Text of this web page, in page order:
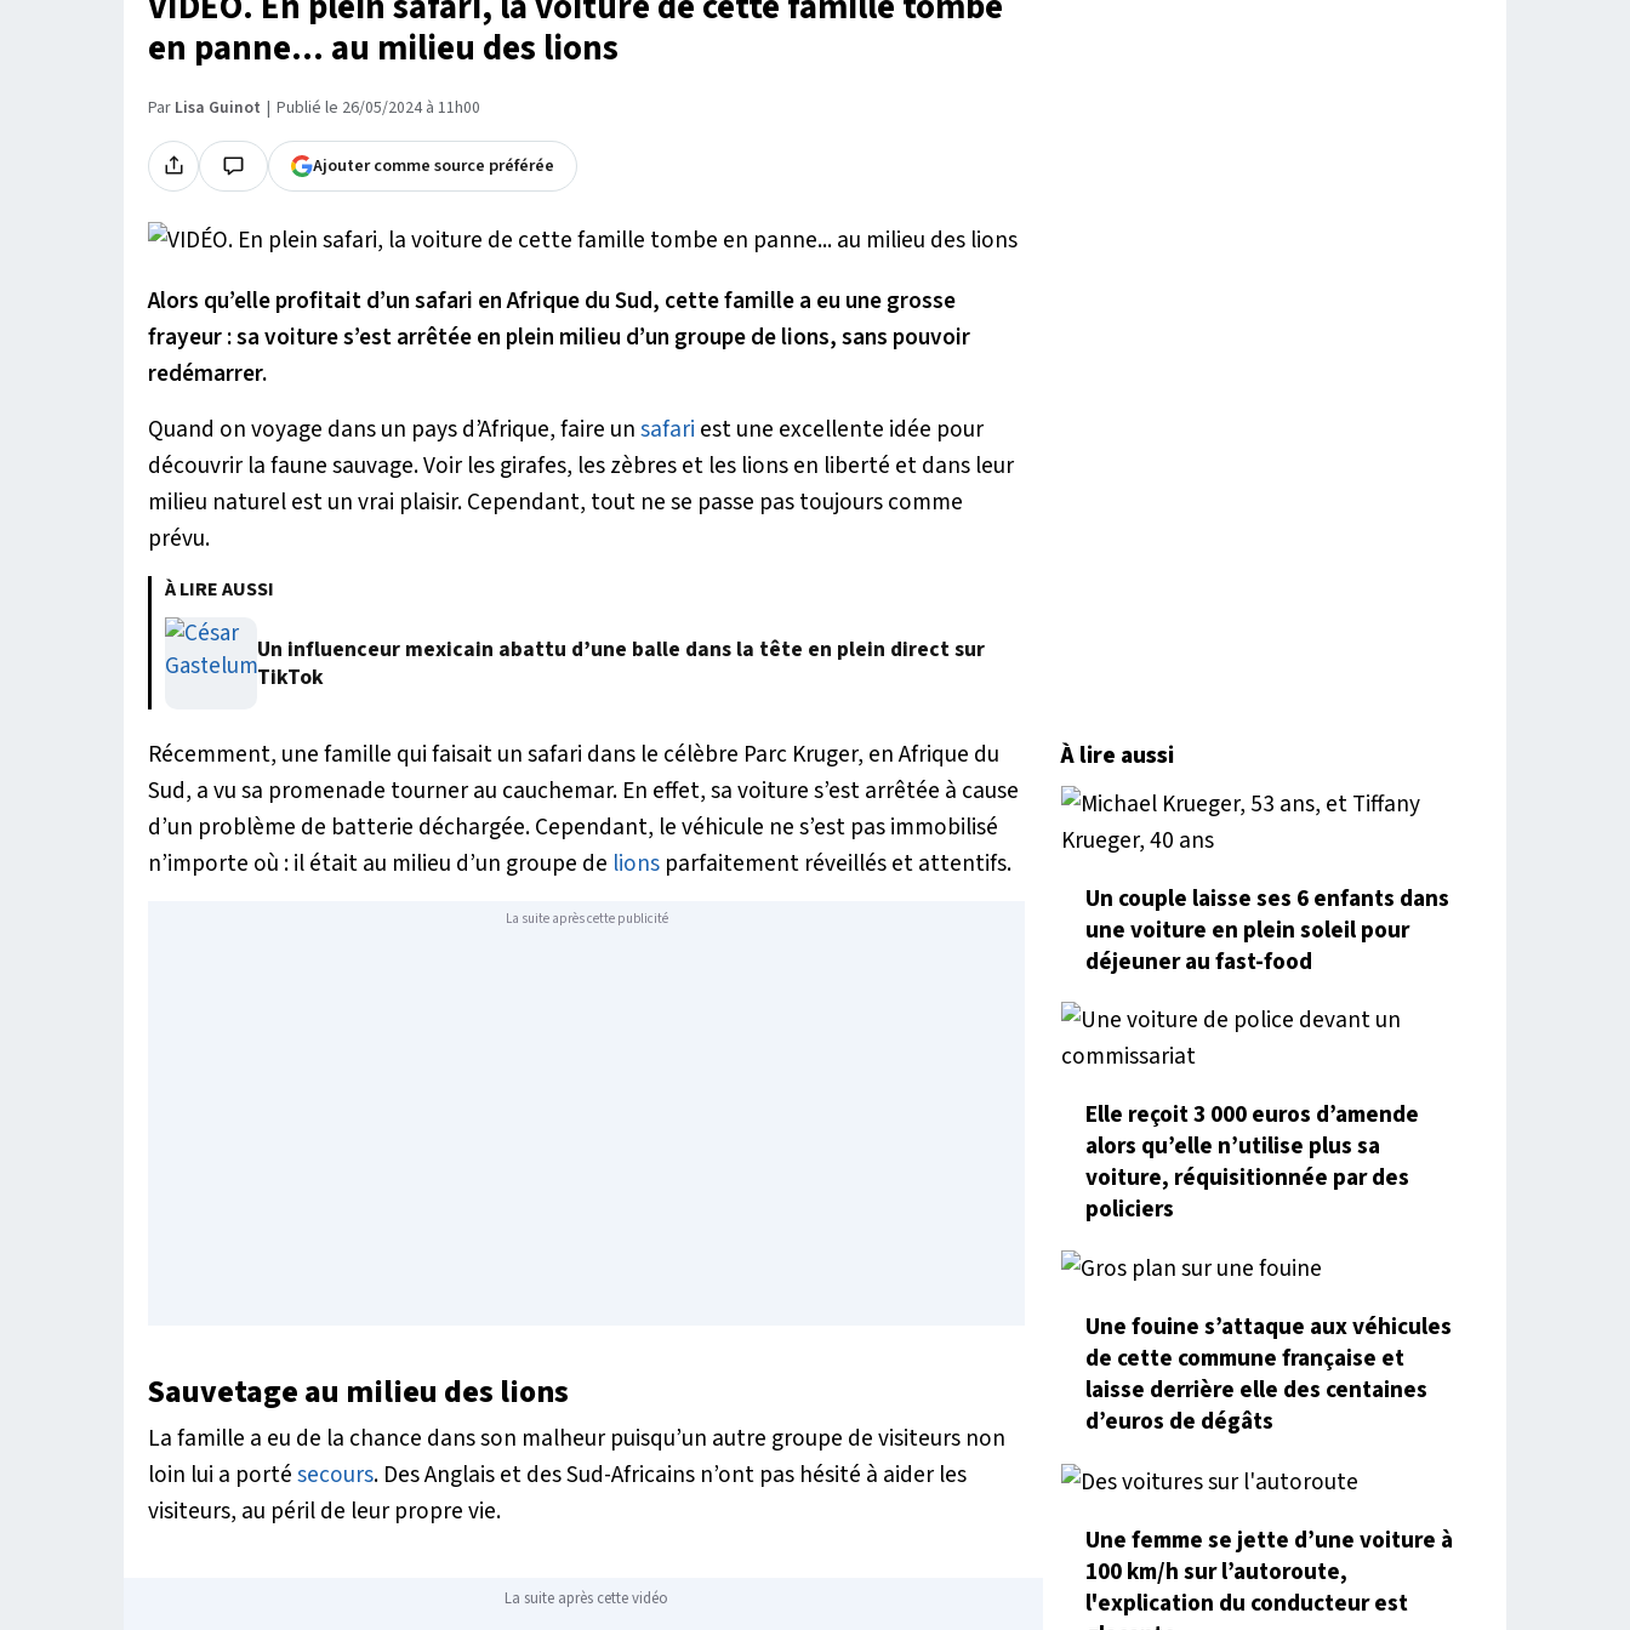
en panne... au milieu des lions
Par Lisa Guinot Publié le 26/05/2024 à 11h00
Ajouter comme source préférée
Alors qu’elle profitait d’un safari en Afrique du Sud, cette famille a eu une grosse
frayeur : sa voiture s’est arrêtée en plein milieu d’un groupe de lions, sans pouvoir
redémarrer.
Quand on voyage dans un pays d’Afrique, faire unsafari est une excellente idée pour
découvrir la faune sauvage. Voir les girafes, les zèbres et les lions en liberté et dans leur
milieu naturel est un vrai plaisir. Cependant, tout ne se passe pas toujours comme
prévu.
À LIRE AUSSI
Un influenceur mexicain abattu d’une balle dans la tête en plein direct sur
TikTok
Récemment, une famille qui faisait un safari dans le célèbre Parc Kruger, en Afrique du
Sud, a vu sa promenade tourner au cauchemar. En effet, sa voiture s’est arrêtée à cause
d’un problème de batterie déchargée. Cependant, le véhicule ne s’est pas immobilisé
n’importe où : il était au milieu d’un groupe de lions parfaitement réveillés et attentifs.
La suite après cette publicité
Sauvetage au milieu des lions
La famille a eu de la chance dans son malheur puisqu’un autre groupe de visiteurs non
loin lui a portésecours. Des Anglais et des Sud-Africains n’ont pas hésité à aider les
visiteurs, au péril de leur propre vie.
La suite après cette vidéo
À lire aussi
Un couple laisse ses 6 enfants dans
une voiture en plein soleil pour
déjeuner au fast-food
Elle reçoit 3 000 euros d’amende
alors qu’elle n’utilise plus sa
voiture, réquisitionnée par des
policiers
Une fouine s’attaque aux véhicules
de cette commune française et
laisse derrière elle des centaines
d’euros de dégâts
Une femme se jette d’une voiture à
100 km/h sur l’autoroute,
l'explication du conducteur est